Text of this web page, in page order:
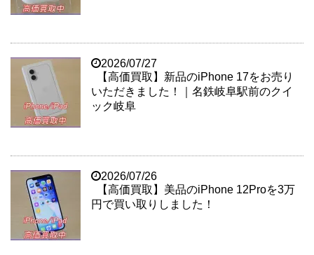
2026/07/27
【高価買取】新品のiPhone 17をお売り
いただきました！｜名鉄岐阜駅前のクイ
ック岐阜
2026/07/26
【高価買取】美品のiPhone 12Proを3万
円で買い取りしました！